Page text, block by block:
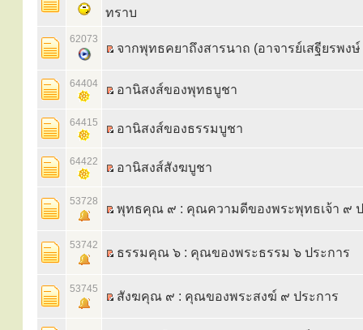
ทราบ
62073
จากพุทธคยาถึงสารนาถ (อาจารย์เสฐียรพง
64404 อานิสงส์ของพุทธบูชา
64415 อานิสงส์ของธรรมบูชา
64422 อานิสงส์สังฆบูชา
53728
พุทธคุณ ๙ : คุณความดีของพระพุทธเจ้า ๙
53742
ธรรมคุณ ๖ : คุณของพระธรรม ๖ ประการ
53745
สังฆคุณ ๙ : คุณของพระสงฆ์ ๙ ประการ